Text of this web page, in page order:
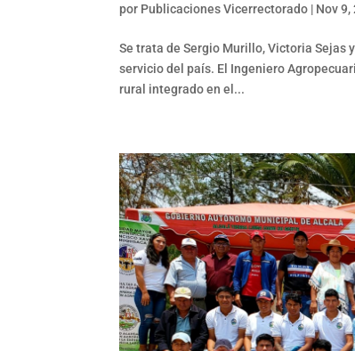
por Publicaciones Vicerrectorado | Nov 9,
Se trata de Sergio Murillo, Victoria Sejas
servicio del país. El Ingeniero
rural integrado en el...